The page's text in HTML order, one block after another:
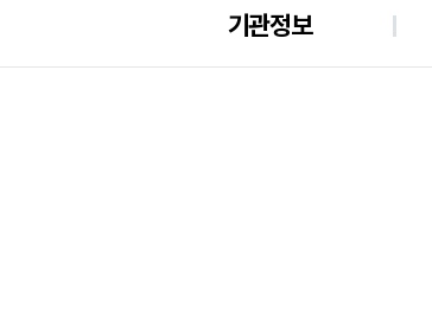
기관정보